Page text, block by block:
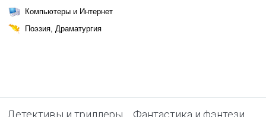
Компьютеры и Интернет
Поэзия, Драматургия
Детективы и триллеры Фантастика и фэнтези